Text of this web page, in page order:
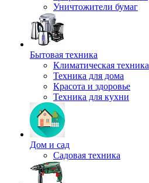
Уничтожители бумаг
Бытовая техника
Климатическая техника
Техника для дома
Красота и здоровье
Техника для кухни
Дом и сад
Садовая техника